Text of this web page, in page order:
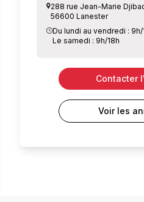
288 rue Jean-Marie
56600 Lanester
Du lundi au vendredi : 9h/
Le samedi : 9h/18h
Contacter
Voir les